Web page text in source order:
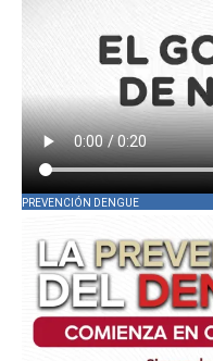
PREVENCIÓN DENGUE